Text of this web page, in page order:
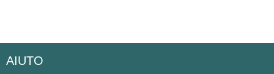
AIUTO